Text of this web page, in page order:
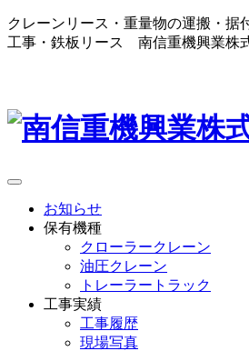
クレーンリース・重量物の運搬・据
工事・鉄板リース 南信重機興業株
お知らせ
保有機種
クローラークレーン
油圧クレーン
トレーラートラック
工事実績
工事履歴
現場写真